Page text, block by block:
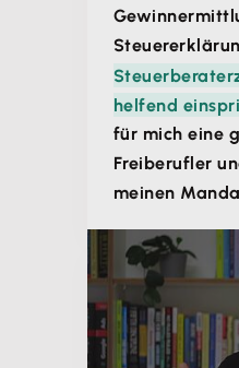
Werkstatt-Software
Werkstatt-
Arbeitsalltag erleichtern
Aufwand schaffen.
2027: Kfz-Betriebe
von mehr als
inländische B2B-
ausstellen.
Euro
B2B-Rechnungen
sofern keine
gelten zum Beispiel
helfend
für mich eine
Freiberufler
meinen